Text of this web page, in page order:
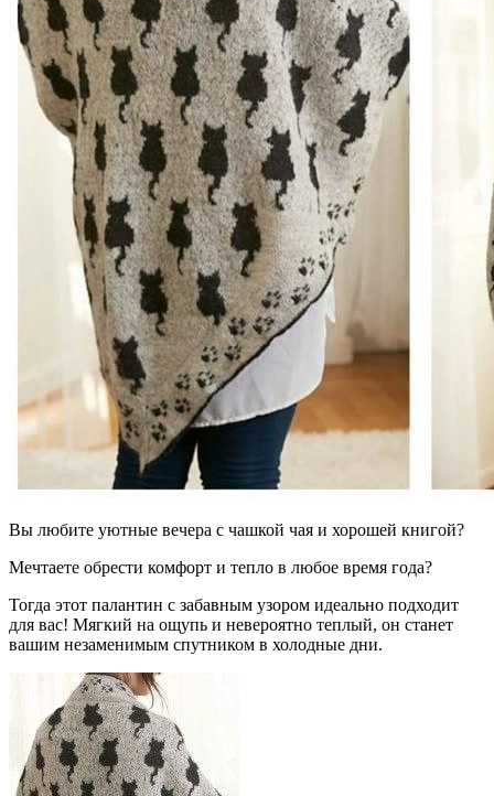
Вы любите уютные вечера с чашкой чая и хорошей книгой?
Мечтаете обрести комфорт и тепло в любое время года?
Тогда этот палантин с забавным узором идеально подходит
для вас! Мягкий на ощупь и невероятно теплый, он станет
вашим незаменимым спутником в холодные дни.